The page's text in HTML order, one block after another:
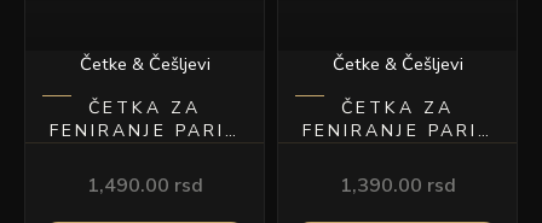
Četke & Češljevi
ČETKA ZA
FENIRANJE PARIS
1,490.00 rsd
Četke & Češljevi
ČETKA ZA
FENIRANJE PARIS
1,390.00 rsd